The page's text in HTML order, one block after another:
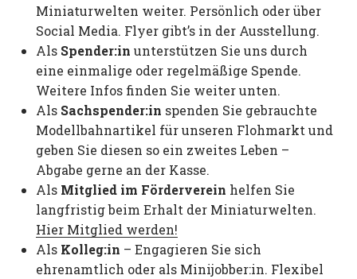
Miniaturwelten weiter. Persönlich oder über
Social Media. Flyer gibt’s in der Ausstellung.
Als Spender:in unterstützen Sie uns durch
eine einmalige oder regelmäßige Spende.
Weitere Infos finden Sie weiter unten.
Als Sachspender:in spenden Sie gebrauchte
Modellbahnartikel für unseren Flohmarkt und
geben Sie diesen so ein zweites Leben –
Abgabe gerne an der Kasse.
Als Mitglied im Förderverein helfen Sie
langfristig beim Erhalt der Miniaturwelten.
Hier Mitglied werden!
Als Kolleg:in – Engagieren Sie sich
ehrenamtlich oder als Minijobber:in. Flexibel